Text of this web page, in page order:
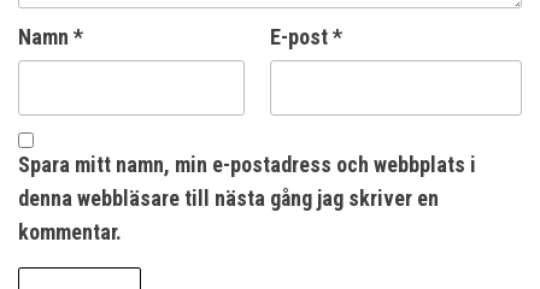
Namn * E-post*
Spara mitt namn, min e-postadress och webbplats i
denna webbläsare till nästa gång jag skriver en
kommentar.